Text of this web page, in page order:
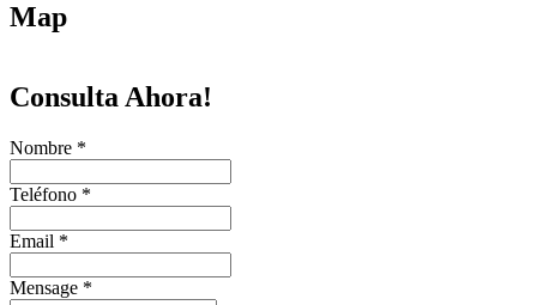
Map
Consulta Ahora!
Nombre *
Teléfono *
Email *
Mensage *